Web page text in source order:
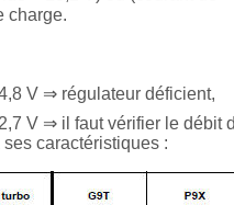
charge.
V ⇒ régulateur déficient,
V ⇒ il faut vérifier le débit
caractéristiques :